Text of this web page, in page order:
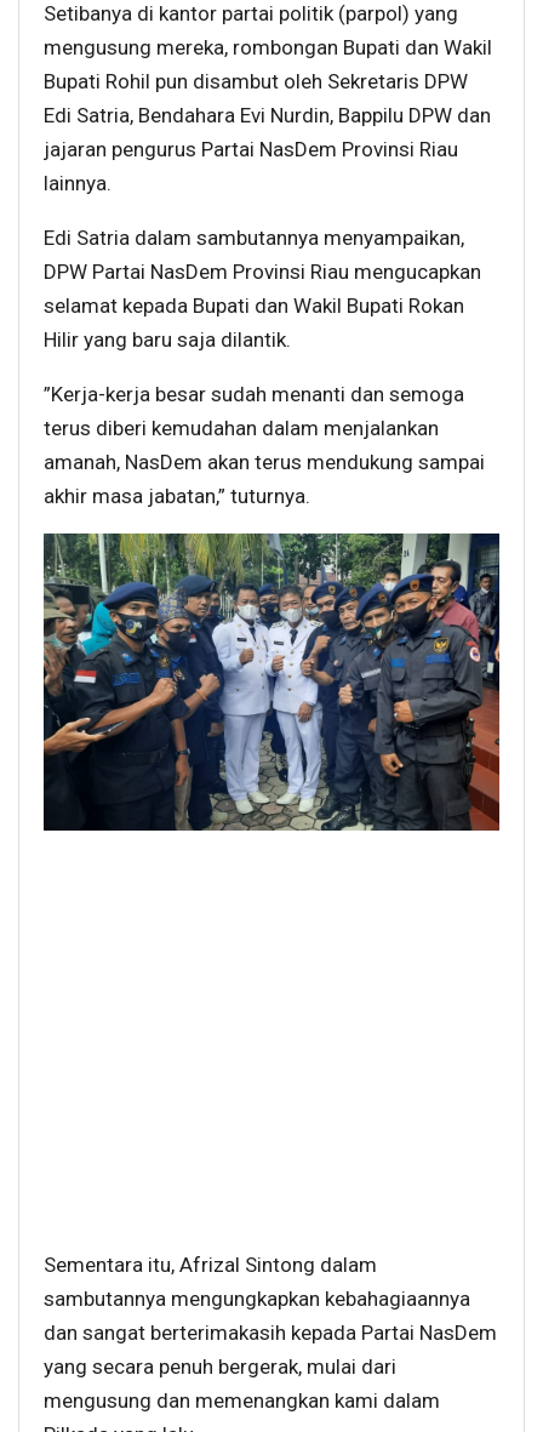
Setibanya di kantor partai politik (parpol) yang
mengusung mereka, rombongan Bupati dan Wakil
Bupati Rohil pun disambut oleh Sekretaris DPW
Edi Satria, Bendahara Evi Nurdin, Bappilu DPW dan
jajaran pengurus Partai NasDem Provinsi Riau
lainnya.
Edi Satria dalam sambutannya menyampaikan,
DPW Partai NasDem Provinsi Riau mengucapkan
selamat kepada Bupati dan Wakil Bupati Rokan
Hilir yang baru saja dilantik.
”Kerja-kerja besar sudah menanti dan semoga
terus diberi kemudahan dalam menjalankan
amanah, NasDem akan terus mendukung sampai
akhir masa jabatan,” tuturnya.
Sementara itu, Afrizal Sintong dalam
sambutannya mengungkapkan kebahagiaannya
dan sangat berterimakasih kepada Partai NasDem
yang secara penuh bergerak, mulai dari
mengusung dan memenangkan kami dalam